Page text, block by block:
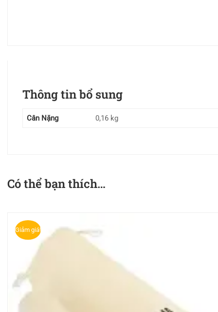
Thông tin bổ sung
Cân Nặng 0,16 kg
Có thể bạn thích…
Giảm giá!